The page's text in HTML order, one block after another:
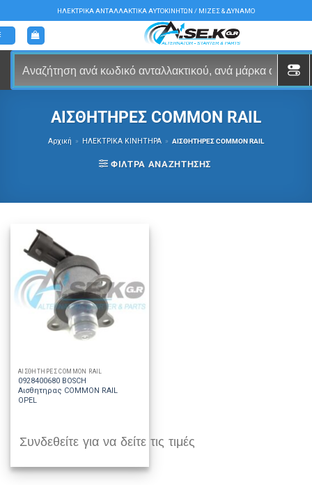
στο
περιεχόμενο
ΗΛΕΚΤΡΙΚΑ ΑΝΤΑΛΛΑΚΤΙΚΑ ΑΥΤΟΚΙΝΗΤΩΝ / ΜΙΖΕΣ & ΔΥΝΑΜΟ
ΑΙΣΘΗΤΗΡΕΣ COMMON RAIL
Αρχική » ΗΛΕΚΤΡΙΚΑ ΚΙΝΗΤΗΡΑ » ΑΙΣΘΗΤΗΡΕΣ COMMON RAIL
ΦΊΛΤΡΑ ΑΝΑΖΉΤΗΣΗΣ
ΑΙΣΘΗΤΗΡΕΣ COMMON RAIL
0928400680 BOSCH
Αισθητηρας COMMON RAIL
OPEL
Συνδεθείτε για να δείτε τις τιμές